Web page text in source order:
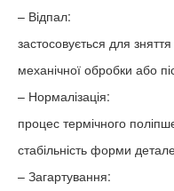
– Відпал:
застосовується для
механічної обробки або
– Нормалізація:
процес термічного
стабільність форми
– Загартування: